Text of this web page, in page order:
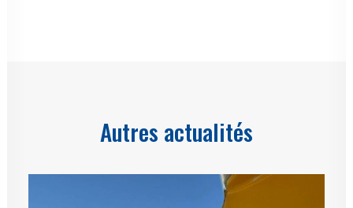
Autres actualités